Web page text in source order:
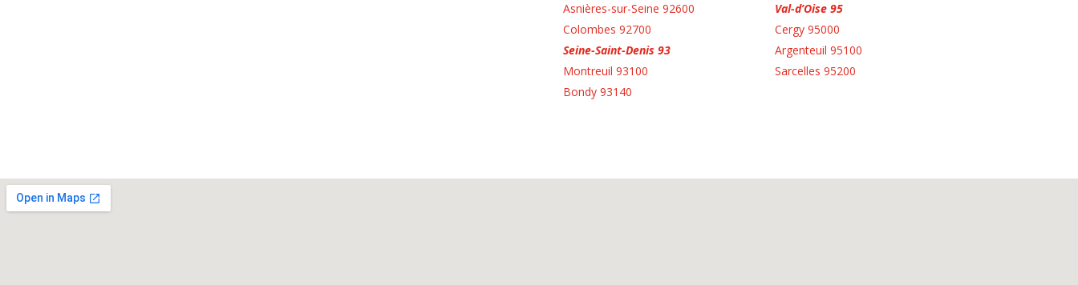
Asnières-sur-Seine 92600
Colombes 92700
Seine-Saint-Denis 93
Montreuil 93100
Bondy 93140
Val-d’Oise 95
Cergy 95000
Argenteuil 95100
Sarcelles 95200